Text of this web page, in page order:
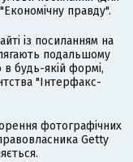
правду".
із посиланням на
подальшому
будь-якій формі,
"Інтерфакс-
фотографічних
Getty